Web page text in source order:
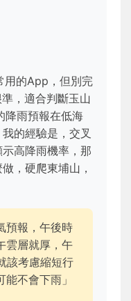
的App，但別完
，適合判斷玉山
降雨預報在低海
的經驗是，交叉
高降雨機率，那
，硬爬東埔山，
預報，午後時
雲層就厚，午
該考慮縮短行
不會下雨」